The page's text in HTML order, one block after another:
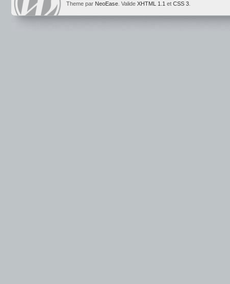
Theme par NeoEase . Valide XHTML 1.1 et CSS 3